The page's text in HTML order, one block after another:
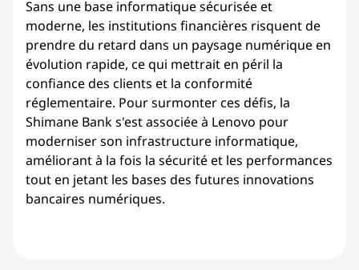
Sans une base informatique sécurisée et
moderne, les institutions financières risquent de
prendre du retard dans un paysage numérique en
évolution rapide, ce qui mettrait en péril la
confiance des clients et la conformité
réglementaire. Pour surmonter ces défis, la
Shimane Bank s'est associée à Lenovo pour
moderniser son infrastructure informatique,
améliorant à la fois la sécurité et les performances
tout en jetant les bases des futures innovations
bancaires numériques.